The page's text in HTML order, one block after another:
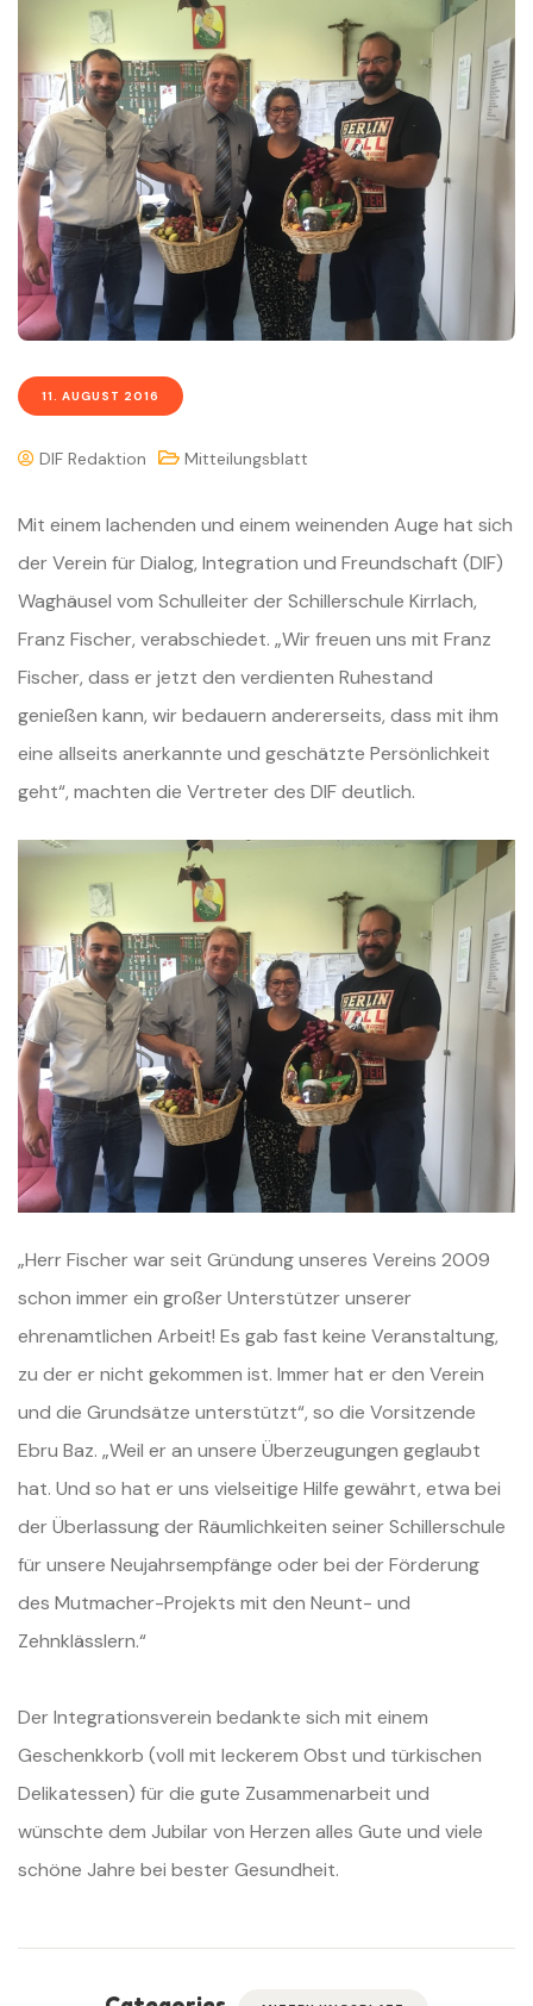
11. AUGUST 2016
DIF Redaktion Mitteilungsblatt
Mit einem lachenden und einem weinenden Auge hat sich
der Verein für Dialog, Integration und Freundschaft (DIF)
Waghäusel vom Schulleiter der Schillerschule Kirrlach,
Franz Fischer, verabschiedet. „Wir freuen uns mit Franz
Fischer, dass er jetzt den verdienten Ruhestand
genießen kann, wir bedauern andererseits, dass mit ihm
eine allseits anerkannte und geschätzte Persönlichkeit
geht“, machten die Vertreter des DIF deutlich.
„Herr Fischer war seit Gründung unseres Vereins 2009
schon immer ein großer Unterstützer unserer
ehrenamtlichen Arbeit! Es gab fast keine Veranstaltung,
zu der er nicht gekommen ist. Immer hat er den Verein
und die Grundsätze unterstützt“, so die Vorsitzende
Ebru Baz. „Weil er an unsere Überzeugungen geglaubt
hat. Und so hat er uns vielseitige Hilfe gewährt, etwa bei
der Überlassung der Räumlichkeiten seiner Schillerschule
für unsere Neujahrsempfänge oder bei der Förderung
des Mutmacher-Projekts mit den Neunt- und
Zehnklässlern.“
Der Integrationsverein bedankte sich mit einem
Geschenkkorb (voll mit leckerem Obst und türkischen
Delikatessen) für die gute Zusammenarbeit und
wünschte dem Jubilar von Herzen alles Gute und viele
schöne Jahre bei bester Gesundheit.